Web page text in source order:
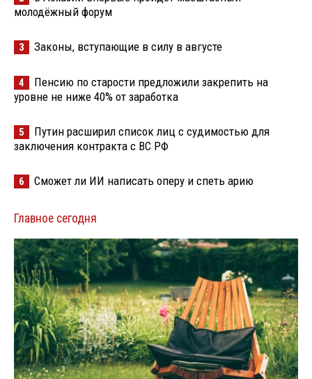
молодёжный форум
3 Законы, вступающие в силу в августе
4
Пенсию по старости предложили закрепить на
уровне не ниже 40% от заработка
5
Путин расширил список лиц с судимостью для
заключения контракта с ВС РФ
6 Сможет ли ИИ написать оперу и спеть арию
Главное сегодня